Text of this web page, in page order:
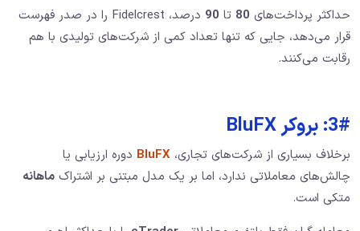
حداکثر پرداخت‌های 80 تا 90
درصد، Fidelcrest را در صدر فهرست
قرار می‌دهد، جایی که تنها تعداد کمی از شرکت‌های تولیدی با هم
رقابت می‌کنند.
3#: بروکر BluFX
برخلاف بسیاری از شرکت‌های تجاری، BluFX دوره ارزیابی یا
چالش‌های معاملاتی ندارد، اما بر یک مدل مبتنی بر اشتراک ماهانه
متکی است.